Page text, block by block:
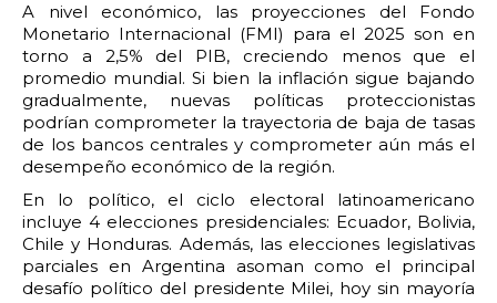
A nivel económico, las proyecciones del Fondo
Monetario Internacional (FMI) para el 2025 son en
torno a 2,5% del PIB, creciendo menos que el
promedio mundial. Si bien la inflación sigue bajando
gradualmente, nuevas políticas proteccionistas
podrían comprometer la trayectoria de baja de tasas
de los bancos centrales y comprometer aún más el
desempeño económico de la región.
En lo político, el ciclo electoral latinoamericano
incluye 4 elecciones presidenciales: Ecuador, Bolivia,
Chile y Honduras. Además, las elecciones legislativas
parciales en Argentina asoman como el principal
desafío político del presidente Milei, hoy sin mayoría